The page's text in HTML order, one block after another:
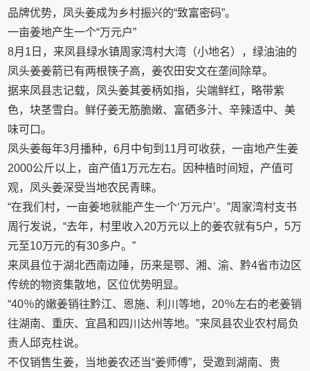
品牌优势，凤头姜成为乡村振兴的“致富密码”。
一亩姜地产生一个“万元户”
8月1日，来凤县绿水镇周家湾村大湾（小地名），绿油油的
凤头姜姜箭已有两根筷子高，姜农田安文在垄间除草。
据来凤县志记载，凤头姜其姜柄如指，尖端鲜红，略带紫
色，块茎雪白。鲜仔姜无筋脆嫩、富硒多汁、辛辣适中、美
味可口。
凤头姜每年3月播种，6月中旬到11月可收获，一亩地产生姜
2000公斤以上，亩产值1万元左右。因种植时间短，产值可
观，凤头姜深受当地农民青睐。
“在我们村，一亩姜地就能产生一个‘万元户’。”周家湾村支书
周行发说，“去年，村里收入20万元以上的姜农就有5户，5万
元至10万元的有30多户。”
来凤县位于湖北西南边陲，历来是鄂、湘、渝、黔4省市边区
传统的物资集散地，区位优势明显。
“40％的嫩姜销往黔江、恩施、利川等地，20％左右的老姜销
往湖南、重庆、宜昌和四川达州等地。”来凤县农业农村局负
责人邱克柱说。
不仅销售生姜，当地姜农还当“姜师傅”，受邀到湖南、贵